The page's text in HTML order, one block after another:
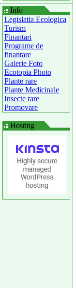
Info
Legislatia Ecologica
Turism
Finantari
Programe de
finantare
Galerie Foto
Ecotopia Photo
Plante rare
Plante Medicinale
Insecte rare
Promovare
Hosting